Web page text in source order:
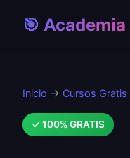
🎯 Academia
Inicio → Cursos Gratis
✓ 100% GRATIS